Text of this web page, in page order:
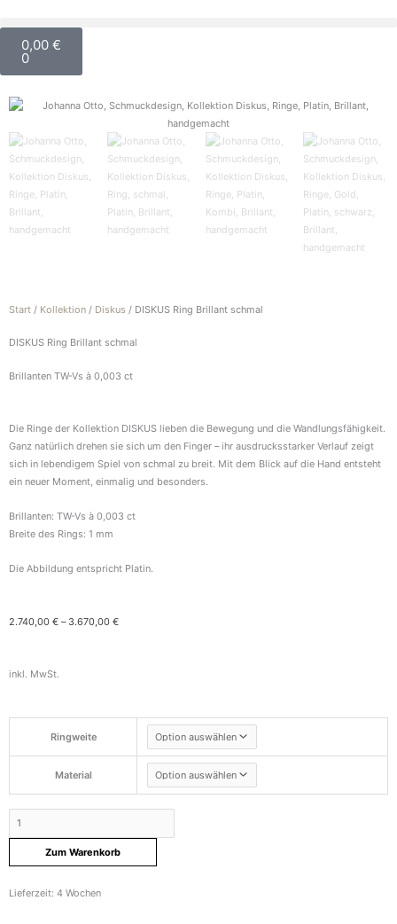
Inhalt
springen
0,00 €
0
Warenkorb
Start / Kollektion / Diskus / DISKUS Ring Brillant schmal
DISKUS Ring Brillant schmal
Brillanten TW-Vs à 0,003 ct
Die Ringe der Kollektion DISKUS lieben die Bewegung und die Wandlungsfähigkeit.
Ganz natürlich drehen sie sich um den Finger – ihr ausdrucksstarker Verlauf zeigt
sich in lebendigem Spiel von schmal zu breit. Mit dem Blick auf die Hand entsteht
ein neuer Moment, einmalig und besonders.
Brillanten: TW-Vs à 0,003 ct
Breite des Rings: 1 mm
Die Abbildung entspricht Platin.
2.740,00 € – 3.670,00 €
inkl. MwSt.
Ringweite
Material
Brillant
Menge
Zum Warenkorb
Lieferzeit: 4 Wochen